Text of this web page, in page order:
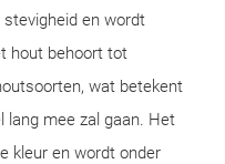
en wordt
hout behoort tot
wat betekent
lang mee zal gaan. Het
kleur en wordt onder